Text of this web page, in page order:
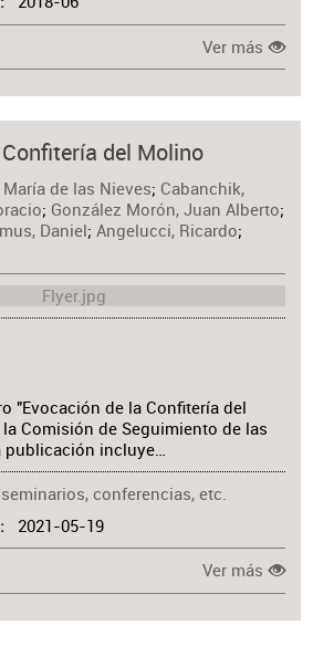
Ver más
del Molino
de las Nieves; Cabanchik,
; González Morón, Juan Alberto;
Daniel;Angelucci, Ricardo;
"Evocación de la Confitería del
Comisión de Seguimiento de las
incluye…
conferencias, etc.
2021-05-19
Ver más